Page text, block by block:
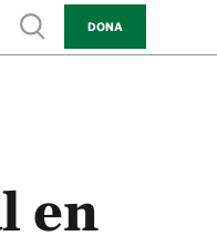
Show search
DONA
en